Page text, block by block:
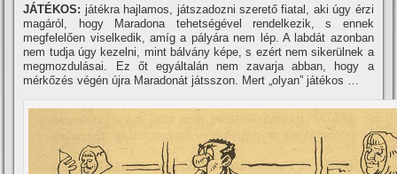
JÁTÉKOS: játékra hajlamos, játszadozni szerető fiatal, aki úgy érzi
magáról, hogy Maradona tehetségével rendelkezik, s ennek
megfelelően viselkedik, amí­g a pályára nem lép. A labdát azonban
nem tudja úgy kezelni, mint bálvány képe, s ezért nem sikerülnek a
megmozdulásai. Ez őt egyáltalán nem zavarja abban, hogy a
mérkőzés végén újra Maradonát játsszon. Mert „olyan” játékos …